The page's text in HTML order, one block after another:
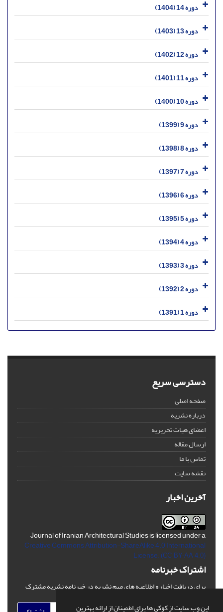
این وب سایت از کوکی ها برای اطمینان از ارائه بهترین
دوره 14 (1404)
دوره 13 (1403)
دوره 12 (1402)
دوره 11 (1401)
دوره 10 (1400)
دوره 9 (1399)
دوره 8 (1398)
دوره 7 (1397)
دوره 6 (1396)
دوره 5 (1395)
دوره 4 (1394)
دوره 3 (1393)
دوره 2 (1392)
دوره 1 (1391)
دسترسی سریع
صفحه اصلی
درباره نشریه
اعضای هیات تحریریه
ارسال مقاله
تماس با ما
نقشه سایت
آخرین اخبار
Journal of Iranian Architectural Studies is licensed under a
Creative Commons Attribution-ShareAlike 4.0 International
License. (CC BY-AA 4.0)
اشتراک خبرنامه
برای دریافت اخبار و اطلاعیه های مهم نشریه در خبرنامه نشریه مشترک